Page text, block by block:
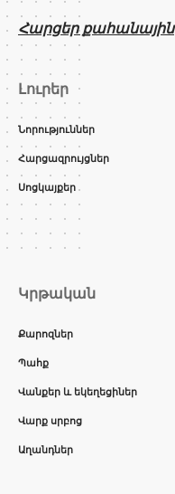
Հարցեր քահանային
Լուրեր
Նորություններ
Հարցազրույցներ
Սոցկայքեր
Կրթական
Քարոզներ
Պահք
Վանքեր և եկեղեցիներ
Վարք սրբոց
Աղանդներ